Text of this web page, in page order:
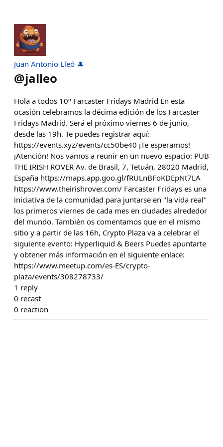
Juan Antonio Lleó 🎩
@jalleo
Hola a todos 10º Farcaster Fridays Madrid En esta
ocasión celebramos la décima edición de los Farcaster
Fridays Madrid. Será el próximo viernes 6 de junio,
desde las 19h. Te puedes registrar aquí:
https://events.xyz/events/cc50be40 ¡Te esperamos!
¡Atención! Nos vamos a reunir en un nuevo espacio: PUB
THE IRISH ROVER Av. de Brasil, 7, Tetuán, 28020 Madrid,
España https://maps.app.goo.gl/fRULnBFoKDEpNt7LA
https://www.theirishrover.com/ Farcaster Fridays es una
iniciativa de la comunidad para juntarse en "la vida real"
los primeros viernes de cada mes en ciudades alrededor
del mundo. También os comentamos que en el mismo
sitio y a partir de las 16h, Crypto Plaza va a celebrar el
siguiente evento: Hyperliquid & Beers Puedes apuntarte
y obtener más información en el siguiente enlace:
https://www.meetup.com/es-ES/crypto-
plaza/events/308278733/
1 reply
0 recast
0 reaction